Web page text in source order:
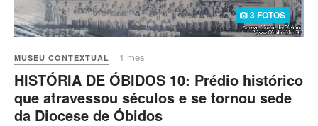
3 FOTOS
MUSEU CONTEXTUAL 1 mes
HISTÓRIA DE ÓBIDOS 10: Prédio histórico
que atravessou séculos e se tornou sede
da Diocese de Óbidos